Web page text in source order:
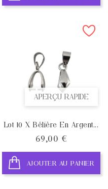
APERÇU RAPIDE
Lot 10 X Bélière En Argent...
69,00 €
AJOUTER AU PANIER